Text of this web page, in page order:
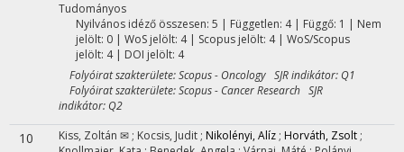
Tudományos
Nyilvános idéző összesen: 5 | Független: 4 | Függő: 1 | Nem
jelölt: 0 | WoS jelölt: 4 | Scopus jelölt: 4 | WoS/Scopus
jelölt: 4 | DOI jelölt: 4
Folyóirat szakterülete: Scopus - Oncology SJR indikátor: Q1
Folyóirat szakterülete: Scopus - Cancer Research SJR
indikátor: Q2
10 Kiss, Zoltán ✉ ; Kocsis, Judit ; Nikolényi, Alíz ; Horváth, Zsolt ;